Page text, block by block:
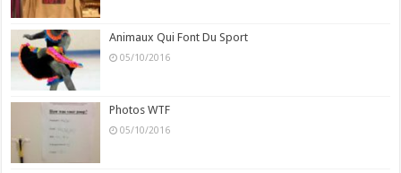
Animaux Qui Font Du Sport
05/10/2016
Photos WTF
05/10/2016